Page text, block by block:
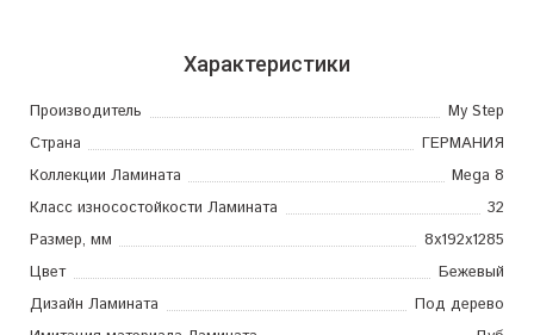
Характеристики
Производитель
My Step
Страна
ГЕРМАНИЯ
Коллекции Ламината
Mega 8
Класс износостойкости Ламината
32
Размер, мм
8x192x1285
Цвет
Бежевый
Дизайн Ламината
Под дерево